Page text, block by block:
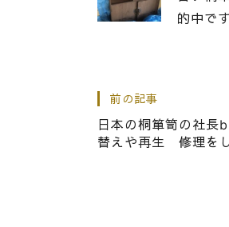
的中です
桐箪笥
前の記事
日本の桐箪笥の社
替えや再生 修理を